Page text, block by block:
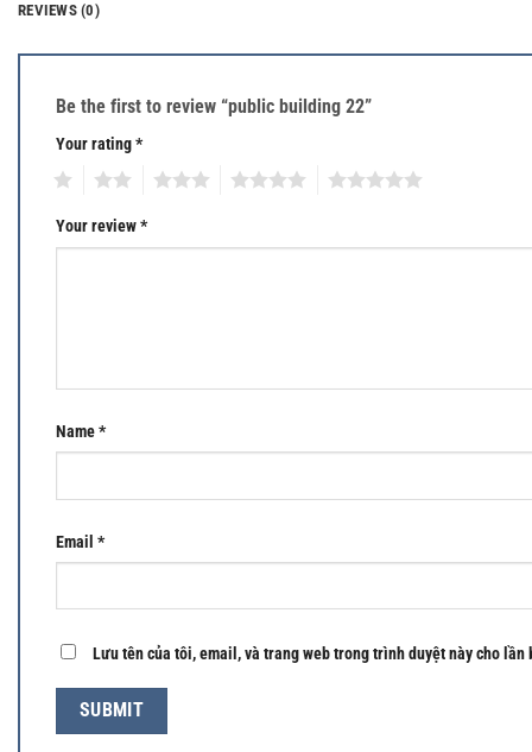
REVIEWS (0)
Be the first to review “public building 22”
Your rating*
Your review*
Name*
Email *
Lưu tên của tôi, email, và trang web trong trình duyệt này cho